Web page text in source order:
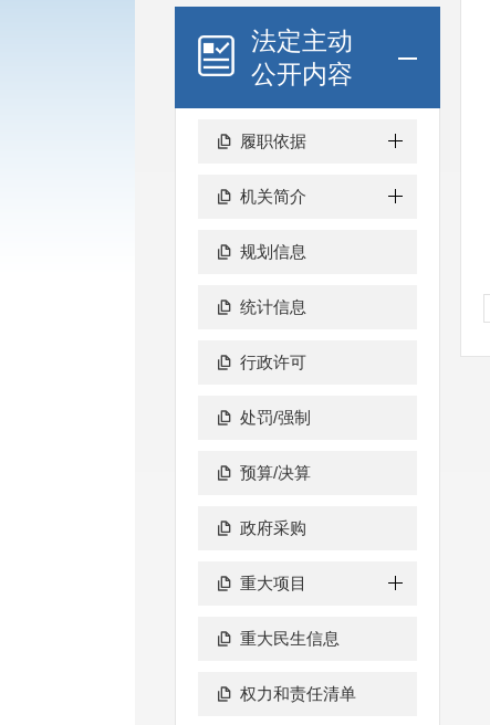
法定主动
公开内容
履职依据
机关简介
规划信息
统计信息
行政许可
处罚/强制
预算/决算
政府采购
重大项目
重大民生信息
权力和责任清单